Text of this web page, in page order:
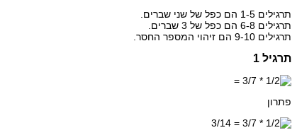
תרגילים 1-5 הם כפל של שני שברים.
תרגילים 6-8 הם כפל של 3 שברים.
תרגילים 9-10 הם זיהוי המספר החסר.
תרגיל 1
פתרון